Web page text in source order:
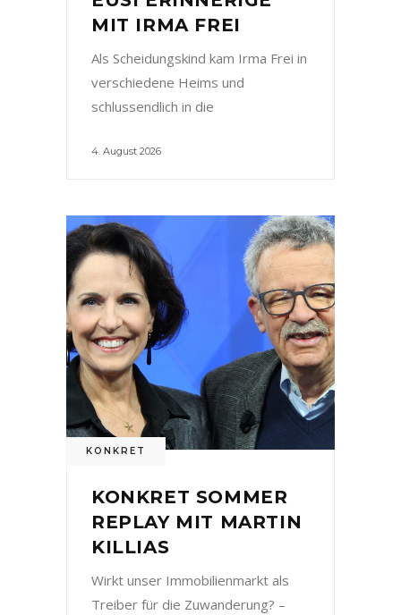
MIT IRMA FREI
Als Scheidungskind kam Irma Frei in
verschiedene Heims und
schlussendlich in die
4. August 2026
KONKRET
KONKRET SOMMER
REPLAY MIT MARTIN
KILLIAS
Wirkt unser Immobilienmarkt als
Treiber für die Zuwanderung? –